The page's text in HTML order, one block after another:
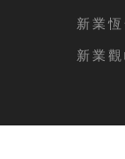
新業恆
新業觀